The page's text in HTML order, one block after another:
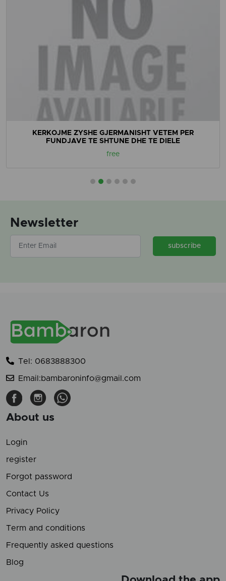
KERKOJME ZYSHE GJERMANISHT VETEM PER
FUNDJAVE TE SHTUNE DHE TE DIELE
free
Newsletter
subscribe
Tel: 0683888300
Email:bambaroninfo@gmail.com
About us
Login
register
Forgot password
Contact Us
Privacy Policy
Term and conditions
Frequently asked questions
Blog